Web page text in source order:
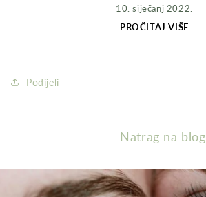
10. siječanj 2022.
PROČITAJ VIŠE
Podijeli
Natrag na blog